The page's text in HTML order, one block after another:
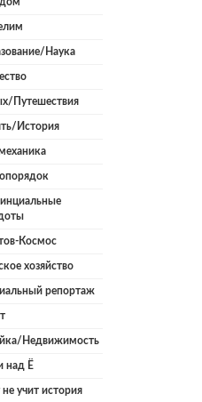
Наука
Путешествия
История
Космос
хозяйство
репортаж
Недвижимость
над Ё
учит история